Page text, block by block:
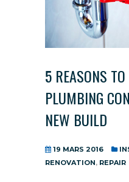
5 REASONS
PLUMBING
NEW BUILD
19 MARS 2016
RENOVATION, REPAIR